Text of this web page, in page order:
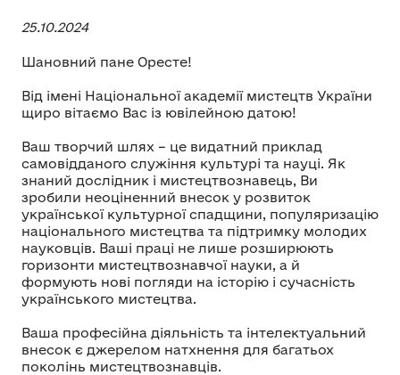
25.10.2024
Шановний пане Оресте!
Від імені Національної академії мистецтв України
щиро вітаємо Вас із ювілейною датою!
Ваш творчий шлях – це видатний приклад
самовідданого служіння культурі та науці. Як
знаний дослідник і мистецтвознавець, Ви
зробили неоціненний внесок у розвиток
української культурної спадщини, популяризацію
національного мистецтва та підтримку молодих
науковців. Ваші праці не лише розширюють
горизонти мистецтвознавчої науки, а й
формують нові погляди на історію і сучасність
українського мистецтва.
Ваша професійна діяльність та інтелектуальний
внесок є джерелом натхнення для багатьох
поколінь мистецтвознавців.